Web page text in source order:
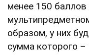
менее 150
образом, у них
сумма которого –